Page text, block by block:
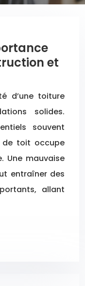
et
d’une toiture
solides.
souvent
de toit occupe
Une mauvaise
entraîner des
allant